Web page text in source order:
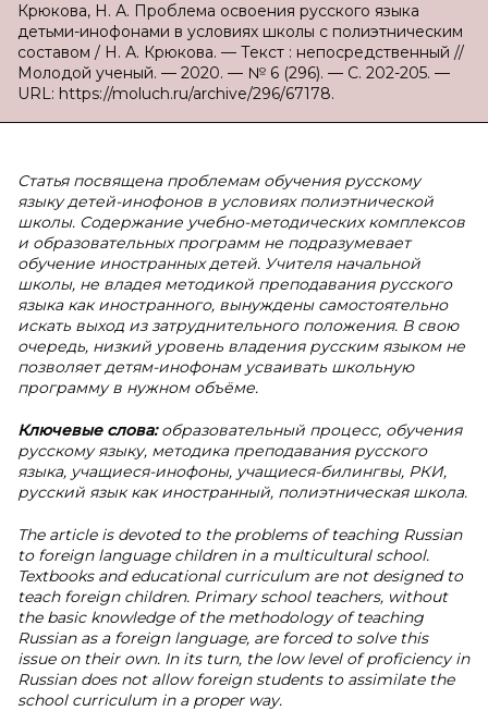
Крюкова, Н. А. Проблема освоения русского языка
детьми-инофонами в условиях школы с полиэтническим
составом / Н. А. Крюкова. — Текст : непосредственный //
Молодой ученый. — 2020. — № 6 (296). — С. 202-205. —
URL: https://moluch.ru/archive/296/67178.
Статья посвящена проблемам обучения русскому
языку детей-инофонов в условиях полиэтнической
школы. Содержание учебно-методических комплексов
и образовательных программ не подразумевает
обучение иностранных детей. Учителя начальной
школы, не владея методикой преподавания русского
языка как иностранного, вынуждены самостоятельно
искать выход из затруднительного положения. В свою
очередь, низкий уровень владения русским языком не
позволяет детям-инофонам усваивать школьную
программу в нужном объёме.
Ключевые слова:образовательный процесс, обучения
русскому языку, методика преподавания русского
языка, учащиеся-инофоны, учащиеся-билингвы, РКИ,
русский язык как иностранный, полиэтническая школа.
The article is devoted to the problems of teaching Russian
to foreign language children in a multicultural school.
Textbooks and educational curriculum are not designed to
teach foreign children. Primary school teachers, without
the basic knowledge of the methodology of teaching
Russian as a foreign language, are forced to solve this
issue on their own. In its turn, the low level of proficiency in
Russian does not allow foreign students to assimilate the
school curriculum in a proper way.